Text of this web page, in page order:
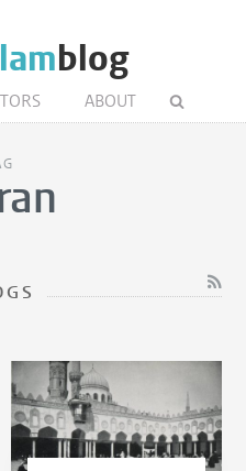
blog
ABOUT